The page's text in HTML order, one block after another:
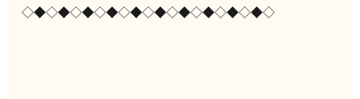
◇◆◇◆◇◆◇◆◇◆◇◆◇◆◇◆◇◆◇◆◇